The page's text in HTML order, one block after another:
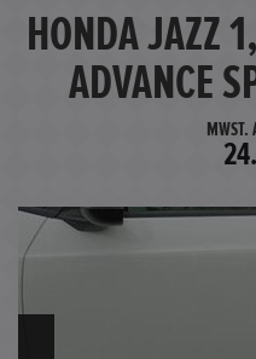
HONDA JAZZ
ADVANCE
MWST.